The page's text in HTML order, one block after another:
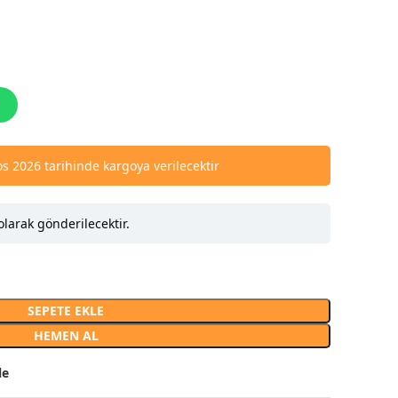
2026 tarihinde kargoya verilecektir
gönderilecektir.
SEPETE EKLE
HEMEN AL